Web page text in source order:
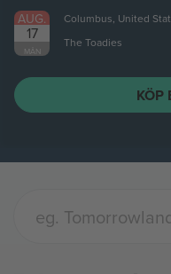
AUG.
17
MÅN
Columbus, United
The Toadies
KÖP